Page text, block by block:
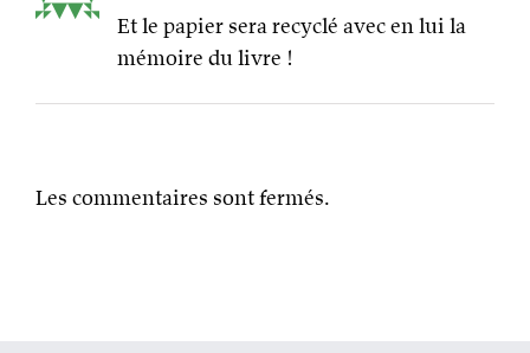
Et le papier sera recyclé avec en lui la
mémoire du livre !
Les commentaires sont fermés.